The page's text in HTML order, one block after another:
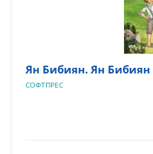
Ян Бибиян. Ян Бибиян
СОФТПРЕС